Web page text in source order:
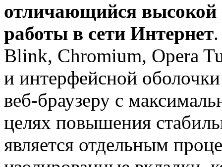
отличающийся высокой
работы в сети Интернет
Blink, Chromium, Opera
и интерфейсной
веб-браузеру с
целях повышения
является отдельным